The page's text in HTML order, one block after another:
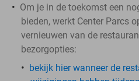
Om je in de toekomst een
bieden, werkt Center Parcs
vernieuwen van de
bezorgopties:
bekijk hier wanneer de